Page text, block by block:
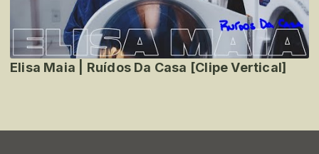
Elisa Maia | Ruídos Da Casa [Clipe Vertical]